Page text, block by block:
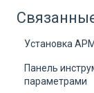
Установка
Панель
параметрами